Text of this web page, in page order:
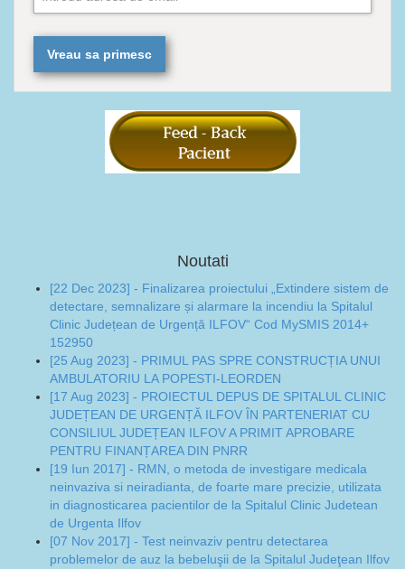
Noutati
[22 Dec 2023] - Finalizarea proiectului „Extindere sistem de
detectare, semnalizare și alarmare la incendiu la Spitalul
Clinic Județean de Urgență ILFOV“ Cod MySMIS 2014+
152950
[25 Aug 2023] - PRIMUL PAS SPRE CONSTRUCȚIA UNUI
AMBULATORIU LA POPESTI-LEORDEN
[17 Aug 2023] - PROIECTUL DEPUS DE SPITALUL CLINIC
JUDEȚEAN DE URGENȚĂ ILFOV ÎN PARTENERIAT CU
CONSILIUL JUDEȚEAN ILFOV A PRIMIT APROBARE
PENTRU FINANȚAREA DIN PNRR
[19 Iun 2017] - RMN, o metoda de investigare medicala
neinvaziva si neiradianta, de foarte mare precizie, utilizata
in diagnosticarea pacientilor de la Spitalul Clinic Judetean
de Urgenta Ilfov
[07 Nov 2017] - Test neinvaziv pentru detectarea
problemelor de auz la bebeluşii de la Spitalul Judeţean Ilfov